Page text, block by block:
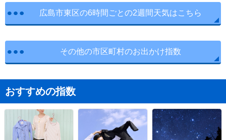
広島市東区の6時間ごとの2週間天気はこちら
その他の市区町村のお出かけ指数
おすすめの指数